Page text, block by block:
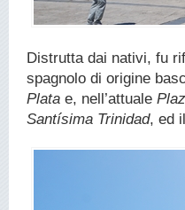
Distrutta dai nativi, fu
spagnolo di origine
Plata e, nell’attuale
Santísima Trinidad, ed